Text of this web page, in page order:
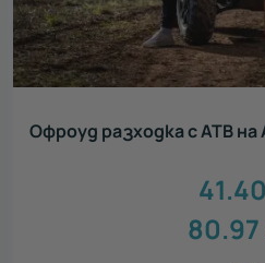
За семейството
Всички
Подарък за родители
Подарък за колега
Офроуд разходка с АТВ на
41.40
80.97